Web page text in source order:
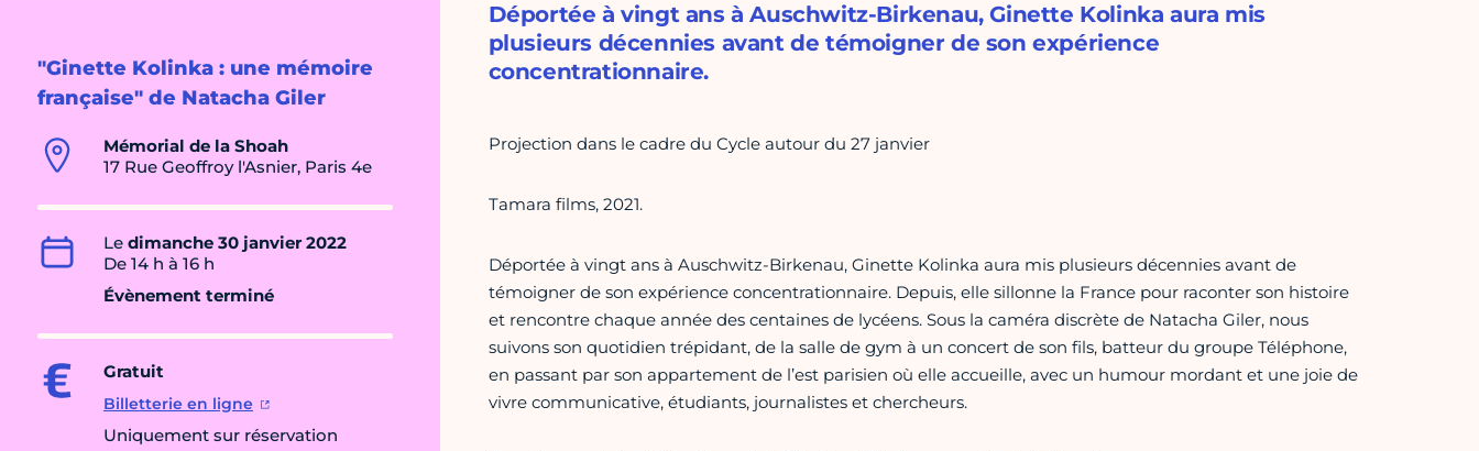
"Ginette Kolinka : une mémoire
française" de Natacha Giler
Mémorial de la Shoah
17 Rue Geoffroy l'Asnier, Paris 4e
Le dimanche 30 janvier 2022
De 14 h à 16 h
Évènement terminé
Gratuit
Billetterie en ligne
Uniquement sur réservation
Déportée à vingt ans à Auschwitz-Birkenau, Ginette Kolinka aura mis
plusieurs décennies avant de témoigner de son expérience
concentrationnaire.
Projection dans le cadre du Cycle autour du 27 janvier
Tamara films, 2021.
Déportée à vingt ans à Auschwitz-Birkenau, Ginette Kolinka aura mis plusieurs décennies avant de
témoigner de son expérience concentrationnaire. Depuis, elle sillonne la France pour raconter son histoire
et rencontre chaque année des centaines de lycéens. Sous la caméra discrète de Natacha Giler, nous
suivons son quotidien trépidant, de la salle de gym à un concert de son fils, batteur du groupe Téléphone,
en passant par son appartement de l’est parisien où elle accueille, avec un humour mordant et une joie de
vivre communicative, étudiants, journalistes et chercheurs.